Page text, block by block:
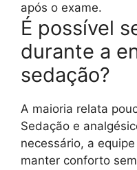
após o exame.
É possível
durante a
sedação?
A maioria relata
Sedação e
necessário, a
manter conforto